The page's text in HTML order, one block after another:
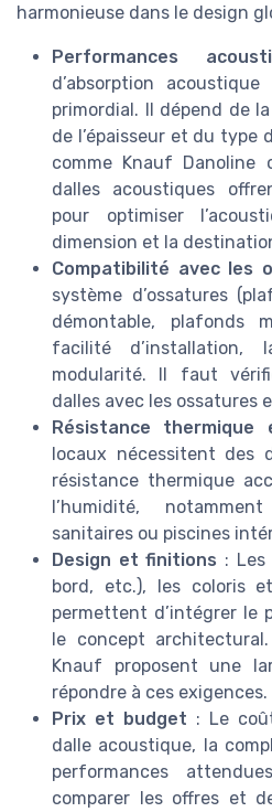
harmonieuse dans le design
Performances
d’absorption
primordial. Il dépend de
de l’épaisseur et du type
comme Knauf Danoline
dalles acoustiques
pour optimiser
dimension et la
Compatibilité avec les
système d’ossatures
démontable, plafonds
facilité
modularité. Il faut
dalles avec les ossatures
Résistance thermique
locaux nécessitent des
résistance thermique
l’humidité,
sanitaires ou piscines
Design et finitions :
bord, etc.), les coloris
permettent d’intégrer le
le concept
Knauf proposent une
répondre à ces exigences.
Prix et budget : Le
dalle acoustique, la
performances
comparer les offres et